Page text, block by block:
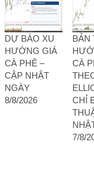
DỰ BÁO XU
HƯỚNG GIÁ
CÀ PHÊ –
CẬP NHẬT
NGÀY
8/8/2026
BẢN
CÀ
CHỈ
7/8/